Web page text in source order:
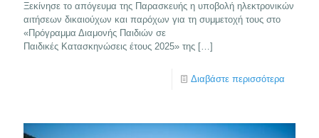
Ξεκίνησε το απόγευμα της Παρασκευής η υποβολή ηλεκτρονικών
αιτήσεων δικαιούχων και παρόχων για τη συμμετοχή τους στο
«Πρόγραμμα Διαμονής Παιδιών σε
Παιδικές Κατασκηνώσεις έτους 2025» της […]
Διαβάστε περισσότερα